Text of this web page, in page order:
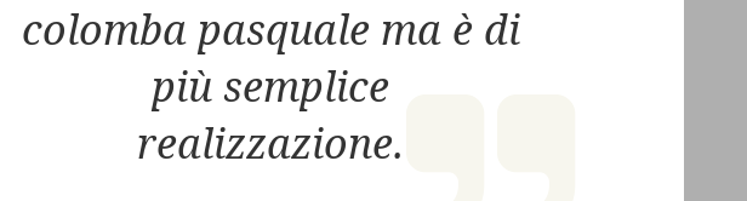
colomba pasquale ma è di
più semplice
realizzazione.